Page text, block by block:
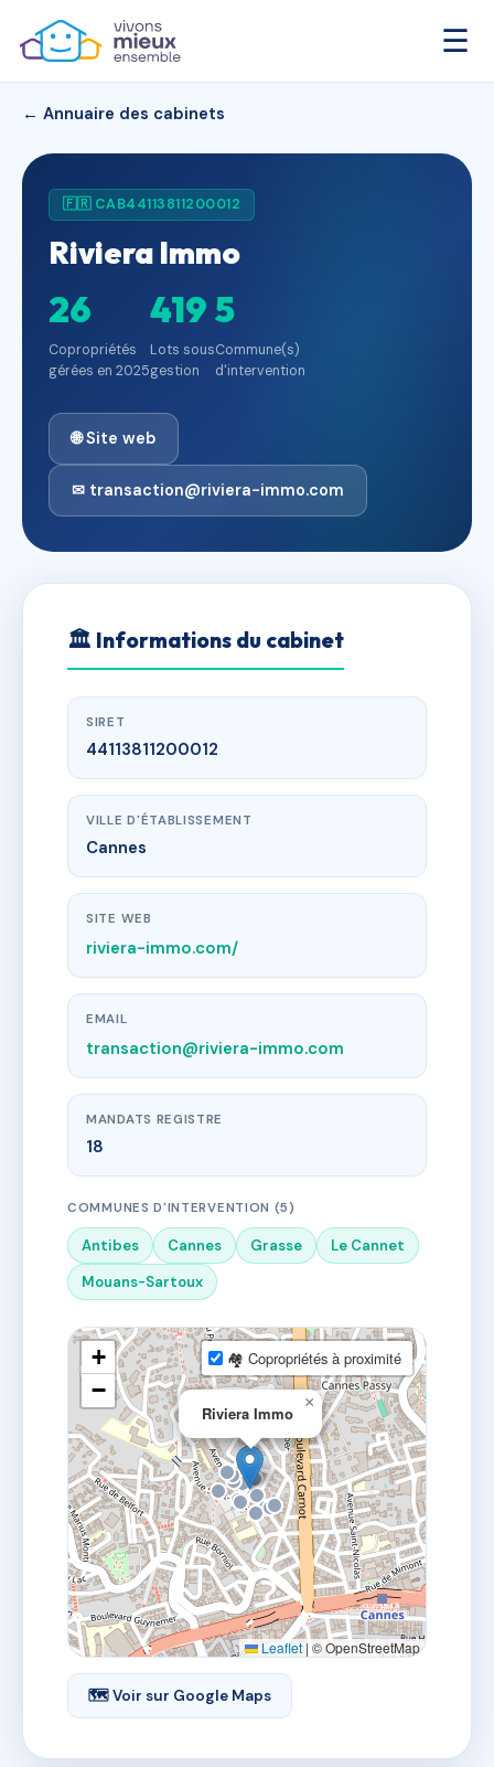
☰
← Annuaire des cabinets
🇫🇷 CAB44113811200012
Riviera Immo
26
Copropriétés
gérées en 2025
419
Lots sous
gestion
5
Commune(s)
d'intervention
🌐 Site web
✉ transaction@riviera-immo.com
🏛 Informations du cabinet
SIRET
44113811200012
VILLE D'ÉTABLISSEMENT
Cannes
SITE WEB
riviera-immo.com/
EMAIL
transaction@riviera-immo.com
MANDATS REGISTRE
18
COMMUNES D'INTERVENTION (5)
Antibes Cannes Grasse
Le Cannet
Mouans-Sartoux
Riviera Immo
×
+
−
🏘 Copropriétés à proximité
Leaflet | © OpenStreetMap
🗺 Voir sur Google Maps